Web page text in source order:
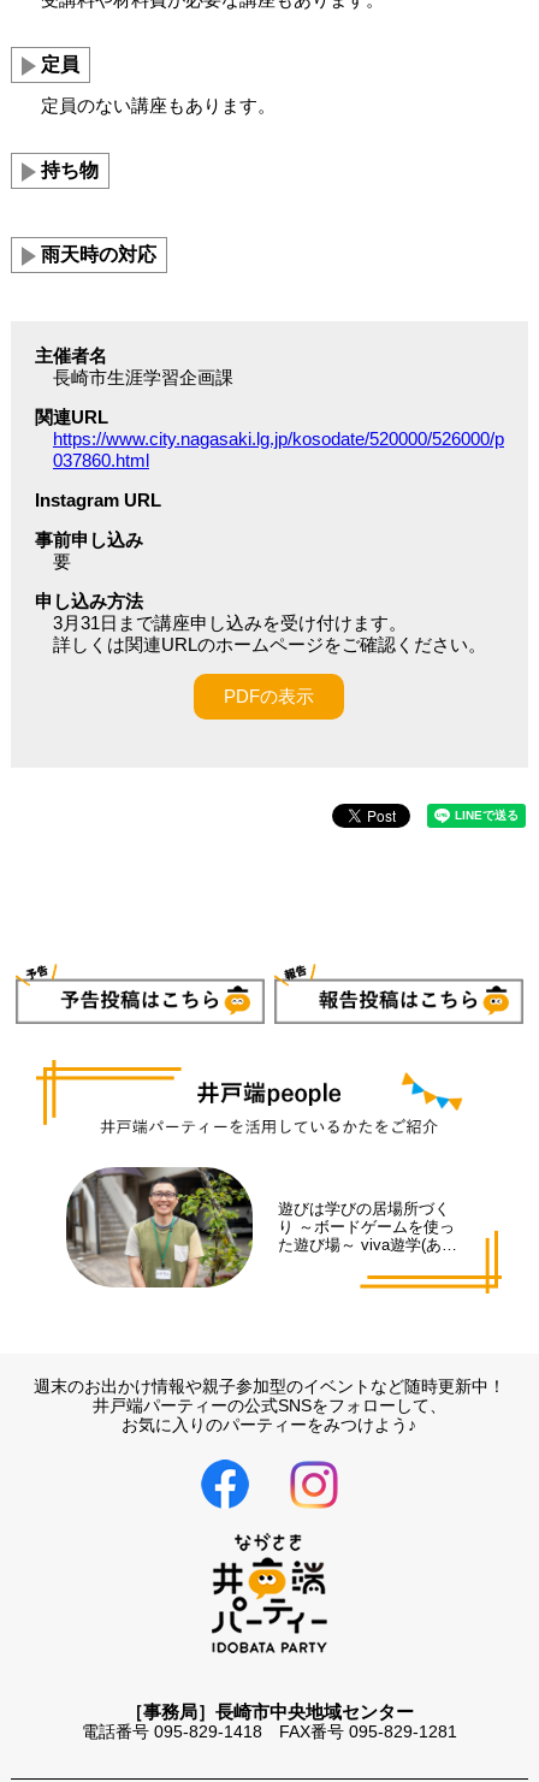
定員
定員のない講座もあります。
持ち物
雨天時の対応
主催者名
長崎市生涯学習企画課
関連URL
https://www.city.nagasaki.lg.jp/kosodate/520000/526000/p
037860.html
Instagram URL
事前申し込み
要
申し込み方法
3月31日まで講座申し込みを受け付けます。
詳しくは関連URLのホームページをご確認ください。
PDFの表示
遊びは学びの居場所づく
り ～ボードゲームを使っ
た遊び場～ viva遊学(あそ
週末のお出かけ情報や親子参加型のイベントなど随時更新中！
井戸端パーティーの公式SNSをフォローして、
お気に入りのパーティーをみつけよう♪
［事務局］長崎市中央地域センター
電話番号 095-829-1418 FAX番号 095-829-1281